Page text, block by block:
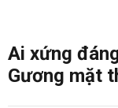
Ai xứng
Gương mặt